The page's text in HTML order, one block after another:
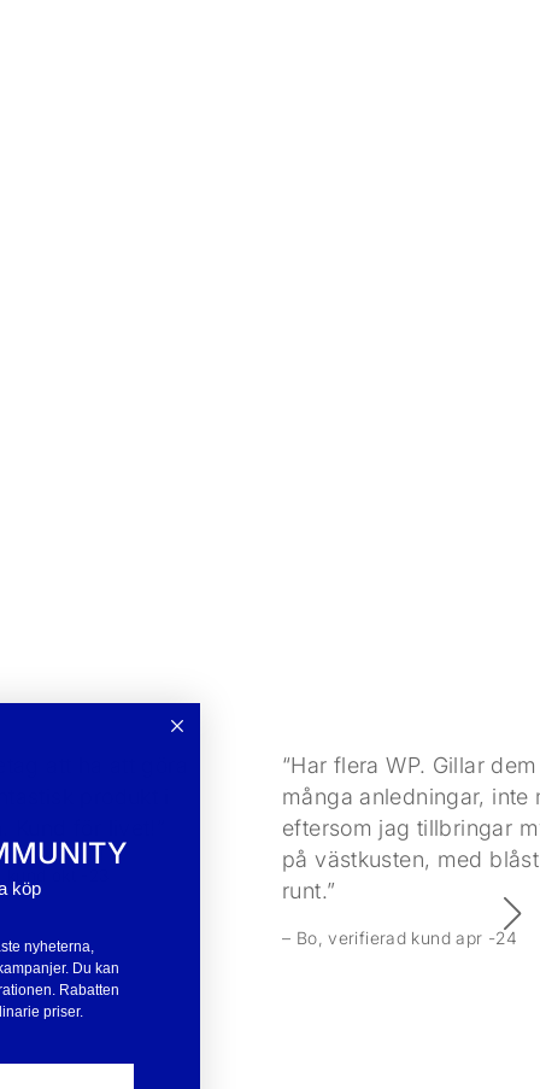
“Har flera WP. Gillar
många anledningar, inte
eftersom jag tillbringar
på västkusten, med
runt.”
– Bo, verifierad kund apr -24
köp
nyheterna,
Du kan
Rabatten
priser.